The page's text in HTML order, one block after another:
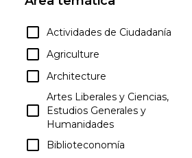
Actividades de Ciudadanía
Agriculture
Architecture
Artes Liberales y Ciencias,
Estudios Generales y
Humanidades
Biblioteconomía